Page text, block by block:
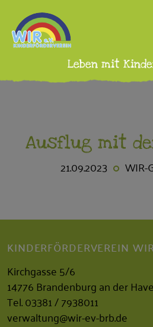
Leben mit
Ausflug mit
21.09.2023 WIR-
KINDERFÖRDERVEREIN
Kirchgasse 5/6
14776 Brandenburg an der
Tel.03381 / 7938011
verwaltung@wir-ev-brb.de